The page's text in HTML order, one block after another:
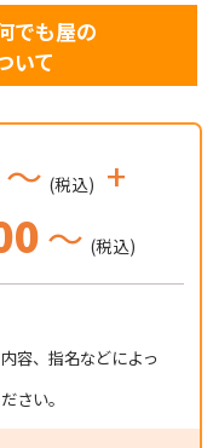
でも屋の
いて
～ (税込) +
～ (税込)
容、指名などによっ
さい。